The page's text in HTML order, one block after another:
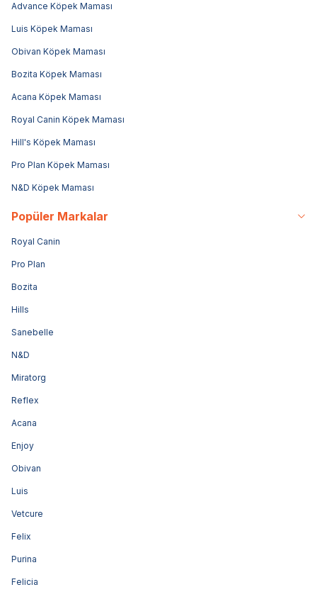
Advance Köpek Maması
Luis Köpek Maması
Obivan Köpek Maması
Bozita Köpek Maması
Acana Köpek Maması
Royal Canin Köpek Maması
Hill's Köpek Maması
Pro Plan Köpek Maması
N&D Köpek Maması
Popüler Markalar
Royal Canin
Pro Plan
Bozita
Hills
Sanebelle
N&D
Miratorg
Reflex
Acana
Enjoy
Obivan
Luis
Vetcure
Felix
Purina
Felicia